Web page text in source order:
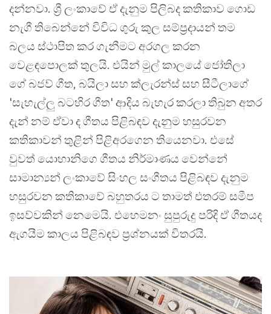
දන්නවා. ශ්‍රී ලංකාවේ ඒ දැනුම පිලිබද කතිකාව ගොඩ
නැගී තිබෙන්නේ විවිධ ගුරු කුල සම්ප්‍රදායන් තම
බලය ස්ථාපිත කර ගැනීමට අරගල කරන
වෙළඳපොලක් තුලයි. එයින් මුල් කාලයේ ජෝතිලා
ගේ බජව් ගීත, බයිලා සහ ක්ලැරන්ස් සහ සීටීලාගේ
'සැහැල්ලු බටහිර ගීත' ආදිය බැහැර කරලා තිබුන අතර
දැන් නම් ඒවා ද ගීතය පිළිබඳව දැනුම හසුරවන
කතිකාවන් තුළින් පිළිඅරගෙන තියෙනවා. එසේ
වුවත් යොහානිගෙ ගීතය නිර්මාණය වෙන්නේ
සාමාන්‍යන් ලංකාවේ සිංහල සංගීතය පිළිබඳව දැනුම
හසුරවන කතිකාවේ බහුතරය ට තාමත් එතරම් සමීප
ඉසව්වකින් නෙමෙයි. එහෙමනං සුපුරුදු පරිදි ඒ ගීතයද
ඇගයීම කාලය පිළිබඳව ප්‍රශ්නයක් විතරයි.